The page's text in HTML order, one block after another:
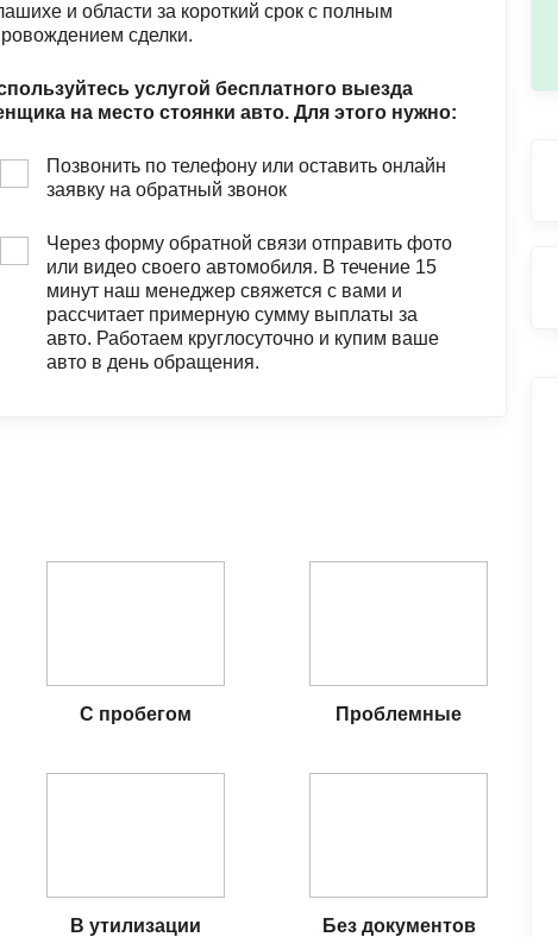
и области за короткий срок с полным
сделки.
услугой бесплатного выезда
на место стоянки авто. Для этого нужно:
Позвонить по телефону или оставить онлайн
заявку на обратный звонок
Через форму обратной связи отправить фото
или видео своего автомобиля. В течение 15
минут наш менеджер свяжется с вами и
рассчитает примерную сумму выплаты за
авто. Работаем круглосуточно и купим ваше
авто в день обращения.
С пробегом Проблемные
В утилизации Без документов